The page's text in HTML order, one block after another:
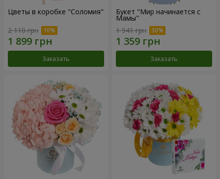
Цветы в коробке "Соломия"
2 110 грн
Заказать
Букет "Мир начинается с
Мамы"
1 941 грн
Заказать